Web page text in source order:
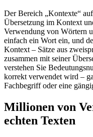
Der Bereich „Kontexte“
Übersetzung im Kontext
Verwendung von Wörtern
einfach ein Wort ein, und
Kontext – Sätze aus
zusammen mit seiner
verstehen Sie
korrekt verwendet wird –
Fachbegriff oder eine
Millionen von
echten Texten